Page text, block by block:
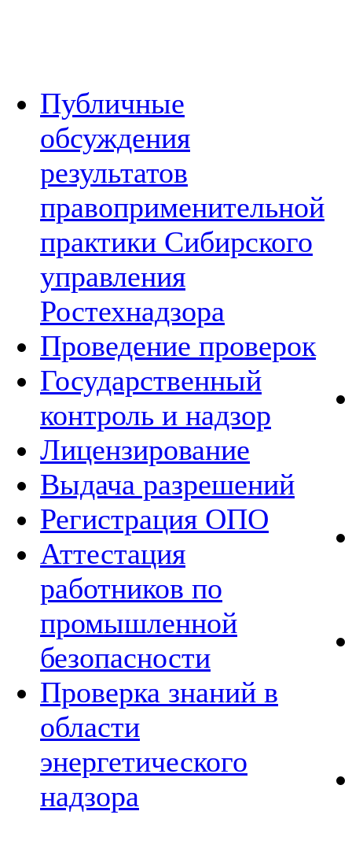
Публичные
обсуждения
результатов
правоприменительной
практики Сибирского
управления
Ростехнадзора
Проведение проверок
Государственный
контроль и надзор
Лицензирование
Выдача разрешений
Регистрация ОПО
Аттестация
работников по
промышленной
безопасности
Проверка знаний в
области
энергетического
надзора